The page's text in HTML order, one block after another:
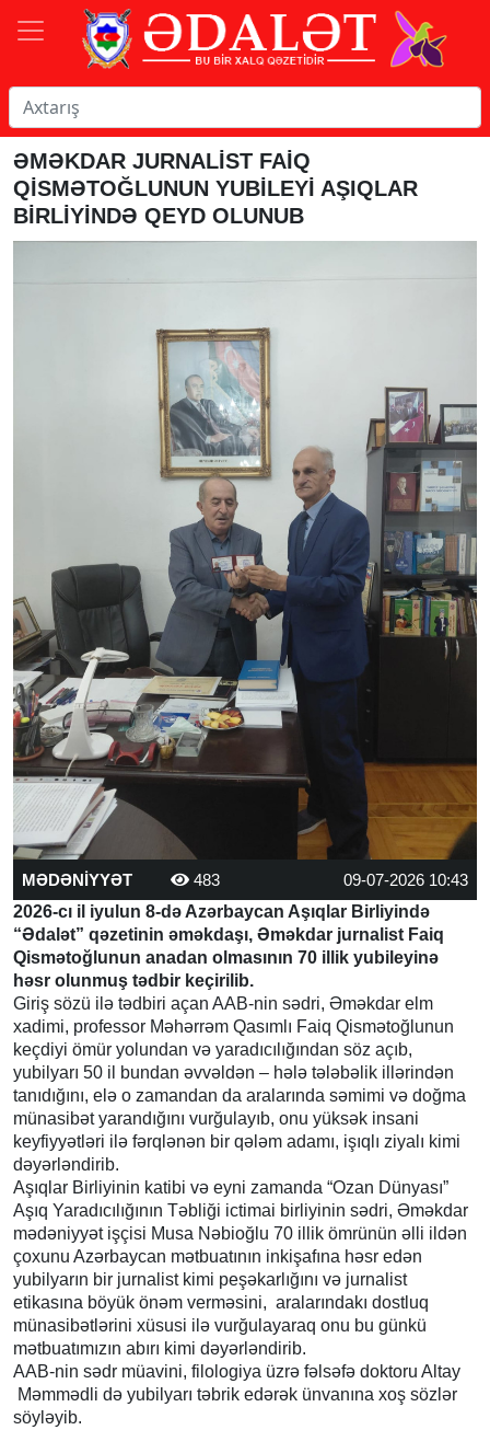
ƏMƏKDAR JURNALİST FAİQ
QİSMƏTOĞLUNUN YUBİLEYİ AŞIQLAR
BİRLİYİNDƏ QEYD OLUNUB
MƏDƏNİYYƏT 483
09-07-2026 10:43
2026-cı il iyulun 8-də Azərbaycan Aşıqlar Birliyində
“Ədalət” qəzetinin əməkdaşı, Əməkdar jurnalist Faiq
Qismətoğlunun anadan olmasının 70 illik yubileyinə
həsr olunmuş tədbir keçirilib.
Giriş sözü ilə tədbiri açan AAB-nin sədri, Əməkdar elm
xadimi, professor Məhərrəm Qasımlı Faiq Qismətoğlunun
keçdiyi ömür yolundan və yaradıcılığından söz açıb,
yubilyarı 50 il bundan əvvəldən – hələ tələbəlik illərindən
tanıdığını, elə o zamandan da aralarında səmimi və doğma
münasibət yarandığını vurğulayıb, onu yüksək insani
keyfiyyətləri ilə fərqlənən bir qələm adamı, işıqlı ziyalı kimi
dəyərləndirib.
Aşıqlar Birliyinin katibi və eyni zamanda “Ozan Dünyası”
Aşıq Yaradıcılığının Təbliği ictimai birliyinin sədri, Əməkdar
mədəniyyət işçisi Musa Nəbioğlu 70 illik ömrünün əlli ildən
çoxunu Azərbaycan mətbuatının inkişafına həsr edən
yubilyarın bir jurnalist kimi peşəkarlığını və jurnalist
etikasına böyük önəm verməsini, aralarındakı dostluq
münasibətlərini xüsusi ilə vurğulayaraq onu bu günkü
mətbuatımızın abırı kimi dəyərləndirib.
AAB-nin sədr müavini, filologiya üzrə fəlsəfə doktoru Altay
Məmmədli də yubilyarı təbrik edərək ünvanına xoş sözlər
söyləyib.